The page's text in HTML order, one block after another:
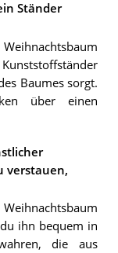
Ständer
Baumes sorgt.
über einen
verstauen,
ihn bequem in
die aus